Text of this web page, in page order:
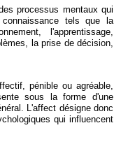
processus mentaux qui
tels que la
l'apprentissage,
la prise de décision,
pénible ou agréable,
sous la forme d'une
L'affect désigne donc
qui influencent